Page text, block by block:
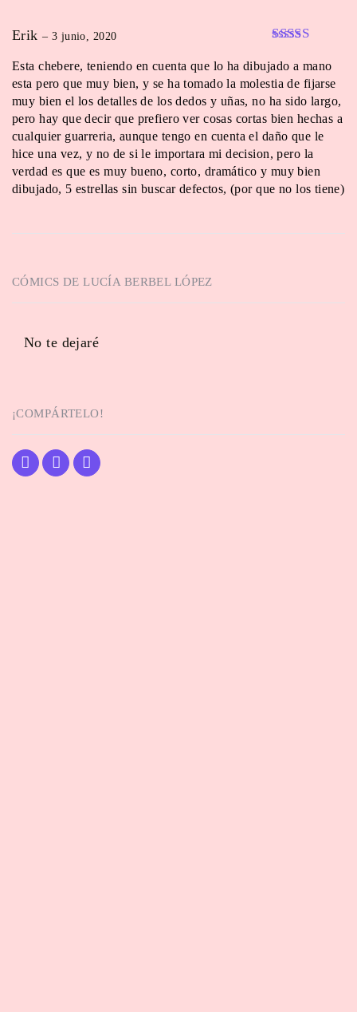
5de 5
Erik– 3 junio, 2020
Esta chebere, teniendo en cuenta que lo ha dibujado a mano
esta pero que muy bien, y se ha tomado la molestia de fijarse
muy bien el los detalles de los dedos y uñas, no ha sido largo,
pero hay que decir que prefiero ver cosas cortas bien hechas a
cualquier guarreria, aunque tengo en cuenta el daño que le
hice una vez, y no de si le importara mi decision, pero la
verdad es que es muy bueno, corto, dramático y muy bien
dibujado, 5 estrellas sin buscar defectos, (por que no los tiene)
CÓMICS DELUCÍA BERBEL LÓPEZ
No te dejaré
¡COMPÁRTELO!